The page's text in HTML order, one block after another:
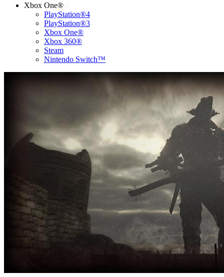
Xbox One®
PlayStation®4
PlayStation®3
Xbox One®
Xbox 360®
Steam
Nintendo Switch™